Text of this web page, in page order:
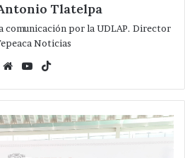
Tlatelpa
comunicación por la UDLAP. Director
Noticias
WebsiteYouTube